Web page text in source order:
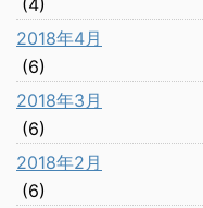
(4)
2018年4月
(6)
2018年3月
(6)
2018年2月
(6)